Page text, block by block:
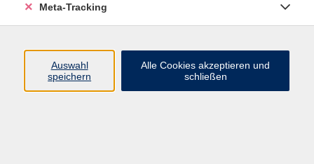
Über uns
Meta-Tracking
Auswahl
speichern
Alle Cookies akzeptieren und
schließen